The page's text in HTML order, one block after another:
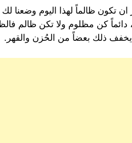
ان تكون ظالماً لهذا اليوم
كن مظلوم ولا تكن ظالم
ذلك بعضاً من الحُزن والقهر.